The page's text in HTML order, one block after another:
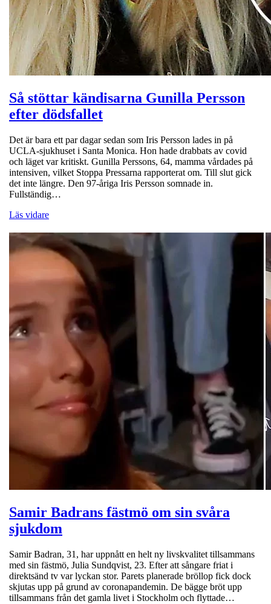
Så stöttar kändisarna Gunilla Persson
efter dödsfallet
Det är bara ett par dagar sedan som Iris Persson lades in på
UCLA-sjukhuset i Santa Monica. Hon hade drabbats av covid
och läget var kritiskt. Gunilla Perssons, 64, mamma vårdades på
intensiven, vilket Stoppa Pressarna rapporterat om. Till slut gick
det inte längre. Den 97-åriga Iris Persson somnade in.
Fullständig…
Läs vidare
Samir Badrans fästmö om sin svåra
sjukdom
Samir Badran, 31, har uppnått en helt ny livskvalitet tillsammans
med sin fästmö, Julia Sundqvist, 23. Efter att sångare friat i
direktsänd tv var lyckan stor. Parets planerade bröllop fick dock
skjutas upp på grund av coronapandemin. De bägge bröt upp
tillsammans från det gamla livet i Stockholm och flyttade…